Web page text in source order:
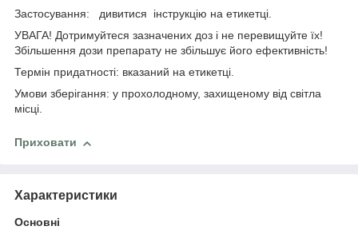
Застосування: дивитися інструкцію на етикетці.
УВАГА! Дотримуйтеся зазначених доз і не перевищуйте їх!
Збільшення дози препарату не збільшує його ефективність!
Термін придатності: вказаний на етикетці.
Умови зберігання: у прохолодному, захищеному від світла
місці.
Приховати
Характеристики
Основні